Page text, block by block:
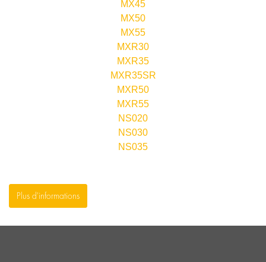
MX45
MX50
MX55
MXR30
MXR35
MXR35SR
MXR50
MXR55
NS020
NS030
NS035
Plus d'informations